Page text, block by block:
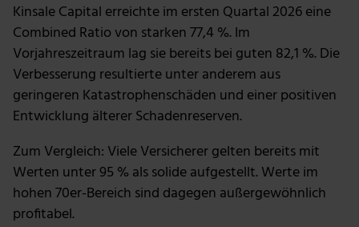
Kinsale Capital erreichte im ersten Quartal 2026 eine
Combined Ratio von starken 77,4 %. Im
Vorjahreszeitraum lag sie bereits bei guten 82,1 %. Die
Verbesserung resultierte unter anderem aus
geringeren Katastrophenschäden und einer positiven
Entwicklung älterer Schadenreserven.
Zum Vergleich: Viele Versicherer gelten bereits mit
Werten unter 95 % als solide aufgestellt. Werte im
hohen 70er-Bereich sind dagegen außergewöhnlich
profitabel.